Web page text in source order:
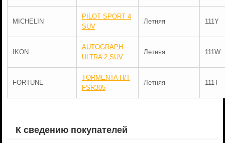
MICHELIN
PILOT SPORT 4
SUV
Летняя 111Y
IKON
AUTOGRAPH
ULTRA 2 SUV
Летняя 111W
FORTUNE
TORMENTA H/T
FSR305
Летняя 111T
К сведению покупателей